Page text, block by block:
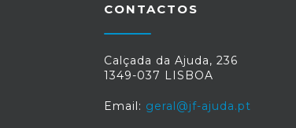
CONTACTOS
Calçada da Ajuda, 236
1349-037 LISBOA
Email: geral@jf-ajuda.pt